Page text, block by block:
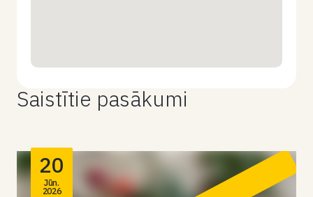
Saistītie pasākumi
20
Jūn.
2026